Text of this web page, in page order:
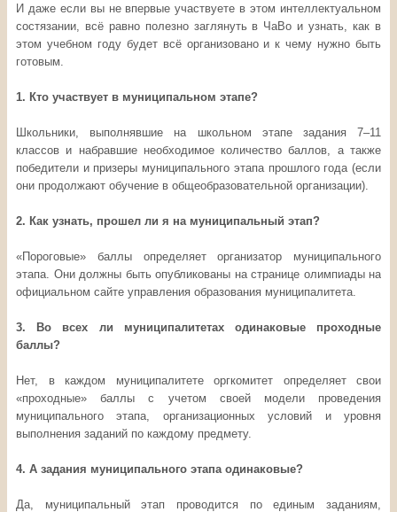
И даже если вы не впервые участвуете в этом интеллектуальном
состязании, всё равно полезно заглянуть в ЧаВо и узнать, как в
этом учебном году будет всё организовано и к чему нужно быть
готовым.
1. Кто участвует в муниципальном этапе?
Школьники, выполнявшие на школьном этапе задания 7–11
классов и набравшие необходимое количество баллов, а также
победители и призеры муниципального этапа прошлого года (если
они продолжают обучение в общеобразовательной организации).
2. Как узнать, прошел ли я на муниципальный этап?
«Пороговые» баллы определяет организатор муниципального
этапа. Они должны быть опубликованы на странице олимпиады на
официальном сайте управления образования муниципалитета.
3. Во всех ли муниципалитетах одинаковые проходные
баллы?
Нет, в каждом муниципалитете оргкомитет определяет свои
«проходные» баллы с учетом своей модели проведения
муниципального этапа, организационных условий и уровня
выполнения заданий по каждому предмету.
4. А задания муниципального этапа одинаковые?
Да, муниципальный этап проводится по единым заданиям,